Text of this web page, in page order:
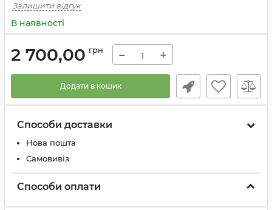
Залишити відгук
В наявності
2 700,00 грн − +
Додати в кошик
Способи доставки
Нова пошта
Самовивіз
Способи оплати